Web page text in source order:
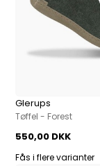
Glerups
Tøffel - Forest
550,00 DKK
Fås i flere varianter